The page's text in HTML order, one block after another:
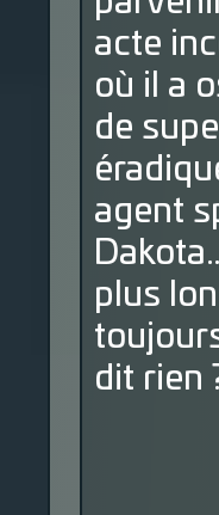
acte
où il a
de
agent
plus
dit rien